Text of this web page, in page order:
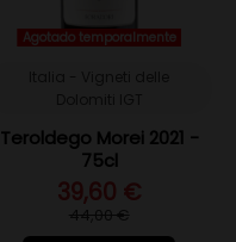
Agotado temporalmente
Teroldego Morei 2021 -
75cl
39,60 €
44,00 €